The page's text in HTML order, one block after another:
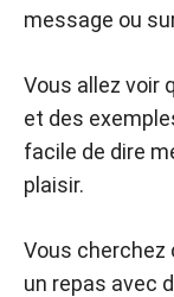
message ou
Vous allez voir
et des
facile de dire
plaisir.
Vous
un repas avec